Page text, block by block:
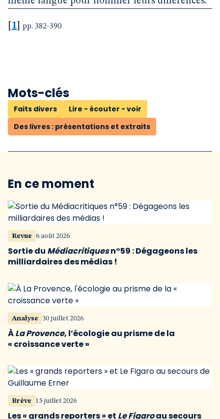
1 pp. 382-390
Mots-clés
Faits divers
Lire - écouter - voir
Des livres : présentations et extraits
En ce moment
Revue 6 août 2026
Sortie du Médiacritiquesn°59 : Dégageons les
milliardaires des médias !
Analyse 30 juillet 2026
ÀLa Provence, l’écologie au prisme de la
« croissance verte »
Brève 15 juillet 2026
Les « grands reporters » et Le Figaroau secours